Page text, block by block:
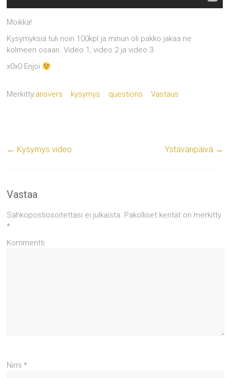
Moikka!
Kysymyksiä tuli noin 100kpl ja minun oli pakko jakaa ne
kolmeen osaan. Video 1, video 2 ja video 3
x0x0 Enjoi
Merkitty:ansvers kysymys questions Vastaus
← Kysymys video Ystävänpäivä →
Vastaa
Sähköpostiosoitettasi ei julkaista. Pakolliset kentät on merkitty
*
Kommentti
Nimi*